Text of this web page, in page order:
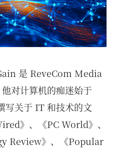
是 ReveCom Media
对计算机的痴迷始于
写关于 IT 和技术的文
》、《PC World》、
Review》、《Popular